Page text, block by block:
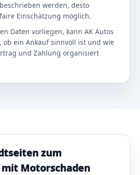
werden, desto
Einschätzung möglich.
Daten vorliegen, kann AK Autos
ein Ankauf sinnvoll ist und wie
und Zahlung organisiert
zum
Motorschaden